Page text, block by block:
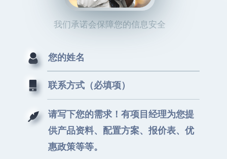
我们承诺会保障您的信息安全